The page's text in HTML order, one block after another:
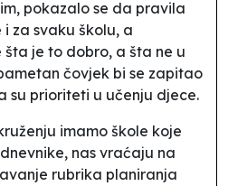
pokazalo se da pravila
za svaku školu, a
je to dobro, a šta ne u
čovjek bi se zapitao
su prioriteti u učenju djece.
imamo škole koje
nas vraćaju na
rubrika planiranja